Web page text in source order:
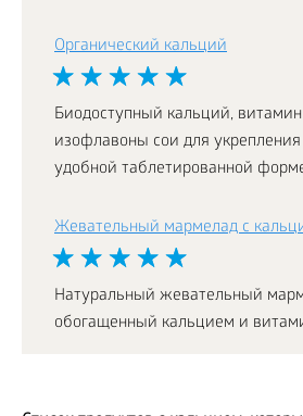
Органический кальций
Биодоступный кальций, витамин
изофлавоны сои для укрепления
удобной таблетированной
Жевательный мармелад с
Натуральный жевательный
обогащенный кальцием и